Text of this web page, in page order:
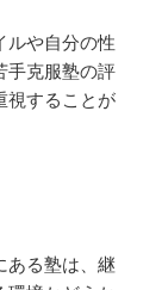
ルや自分の性
手克服塾の評
視することが
ある塾は、継